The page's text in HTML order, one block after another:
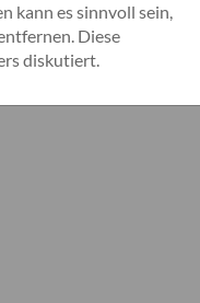
kann es sinnvoll sein,
Diese
diskutiert.